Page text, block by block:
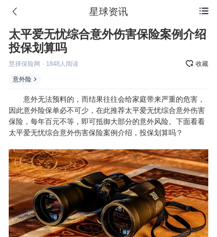
 星球资讯
太平爱无忧综合意外伤害保险案例介绍
投保划算吗
慧择保险网 · 1848人阅读 收藏
意外险
意外无法预料的，而结果往往会给家庭带来严重的危害，
因此意外险保单必不可少，在此推荐太平爱无忧综合意外伤害
保险，每年百元不等，即可抵御大部分的意外风险。下面看看
太平爱无忧综合意外伤害保险案例介绍，投保划算吗？